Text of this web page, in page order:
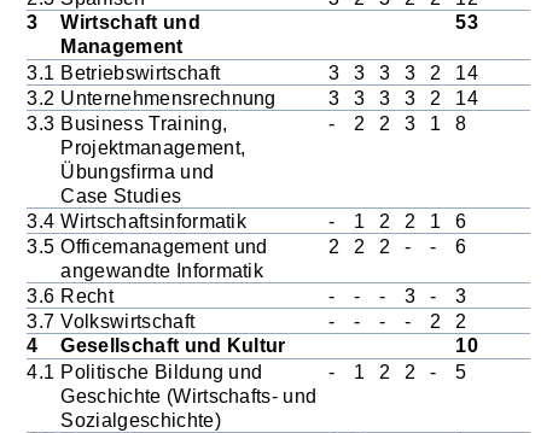
3
Wirtschaft und
Management
53
3.1 Betriebswirtschaft 3 3 3 3 2
14
3.2 Unternehmensrechnung 3 3 3 3 2
14
3.3 Business Training,
Projektmanagement,
Übungsfirma und
Case Studies
- 2 2 3 1 8
3.4 Wirtschaftsinformatik - 1 2 2 1
6
3.5 Officemanagement und
angewandte Informatik
2 2 2 - - 6
3.6 Recht - - - 3 -
3
3.7 Volkswirtschaft - - - - 2 2
4 Gesellschaft und Kultur 10
4.1 Politische Bildung und
Geschichte (Wirtschafts- und
Sozialgeschichte)
- 1 2 2 - 5